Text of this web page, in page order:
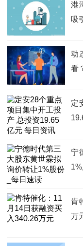
港
吸
动
看
定
宁
肯
万